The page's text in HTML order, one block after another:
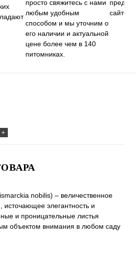
просто свяжитесь с нами
любым удобным
способом и мы уточним о
его наличии и актуальной
цене более чем в 140
питомниках.
сайте.
nobilis) – величественное
источающее элегантность и
и проницательные листья
объектом внимания в любом саду